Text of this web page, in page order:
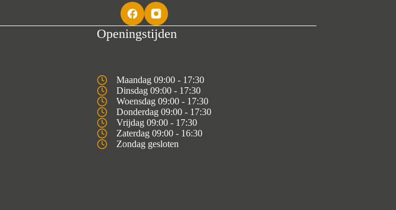
Openingstijden
Maandag 09:00 - 17:30
Dinsdag 09:00 - 17:30
Woensdag 09:00 - 17:30
Donderdag 09:00 - 17:30
Vrijdag 09:00 - 17:30
Zaterdag 09:00 - 16:30
Zondag gesloten